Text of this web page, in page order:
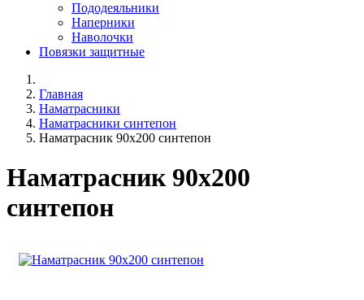
Пододеяльники
Наперники
Наволочки
Повязки защитные
Главная
Наматрасники
Наматрасники синтепон
Наматрасник 90х200 синтепон
Наматрасник 90х200
синтепон